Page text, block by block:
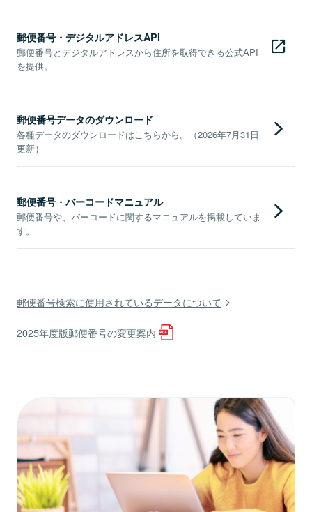
郵便番号・デジタルアドレスAPI
郵便番号とデジタルアドレスから住所を取得できる公式API
を提供。
郵便番号データのダウンロード
各種データのダウンロードはこちらから。（2026年7月31日
更新）
郵便番号・バーコードマニュアル
郵便番号や、バーコードに関するマニュアルを掲載していま
す。
郵便番号検索に使用されているデータについて
2025年度版郵便番号の変更案内